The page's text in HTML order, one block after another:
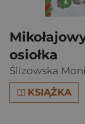
osiołka
Ślizowska
KSIĄŻKA